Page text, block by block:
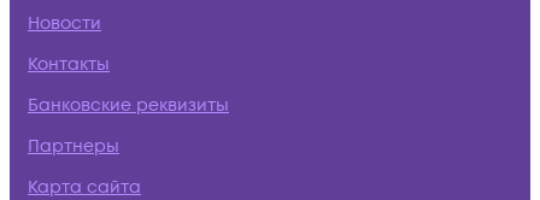
Новости
Контакты
Банковские реквизиты
Партнеры
Карта сайта